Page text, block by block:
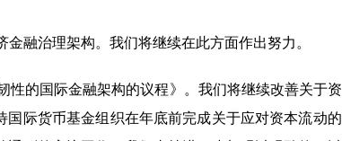
融治理架构。我们将继续在此方面作出努力。
的国际金融架构的议程》。我们将继续改善关于
际货币基金组织在年底前完成关于应对资本流动